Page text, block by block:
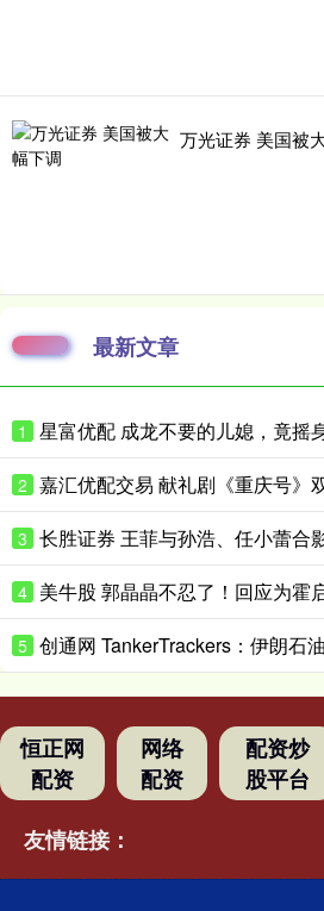
万光证券 美国被
最新文章
1
2
3
4
5
恒正网
配资
网络
配资
配资炒
股平台
友情链接：